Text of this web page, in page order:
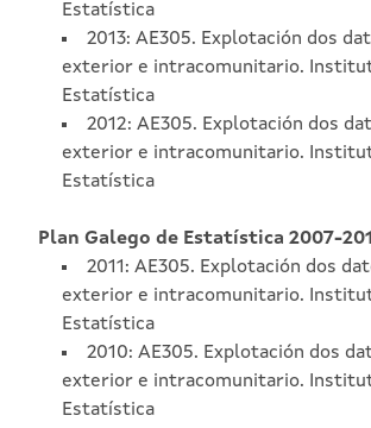
Estatística
2013: AE305. Explotación dos
exterior e intracomunitario.
Estatística
2012: AE305. Explotación dos
exterior e intracomunitario.
Estatística
Plan Galego de Estatística 2007-
2011: AE305. Explotación dos
exterior e intracomunitario.
Estatística
2010: AE305. Explotación dos
exterior e intracomunitario.
Estatística